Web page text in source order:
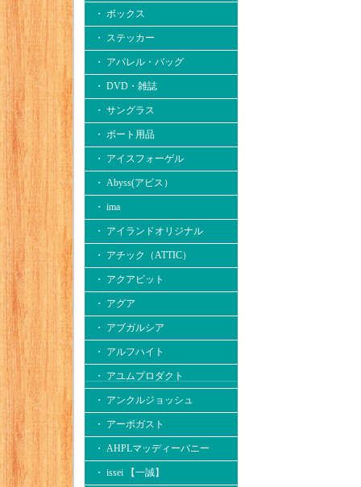
・ ボックス
・ ステッカー
・ アパレル・バッグ
・ DVD・雑誌
・ サングラス
・ ボート用品
・ アイスフォーゲル
・ Abyss(アビス）
・ ima
・ アイランドオリジナル
・ アチック（ATTIC）
・ アクアビット
・ アグア
・ アブガルシア
・ アルフハイト
・ アユムプロダクト
・ アンクルジョッシュ
・ アーボガスト
・ AHPLマッディーバニー
・ issei 【一誠】